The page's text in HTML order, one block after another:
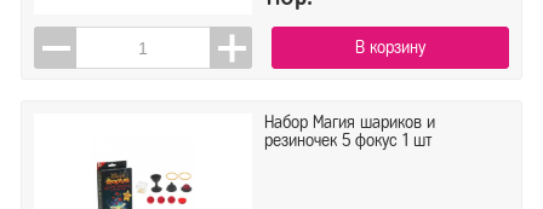
В корзину
Набор Магия шариков и
резиночек 5 фокус 1 шт